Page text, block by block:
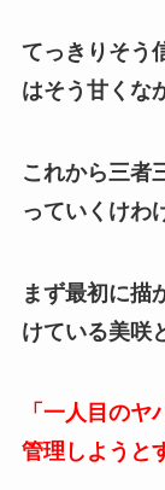
てっきりそう
はそう甘くな
これから三者
っていくけわ
まず最初に描
けている美咲
「一人目の
管理しようと